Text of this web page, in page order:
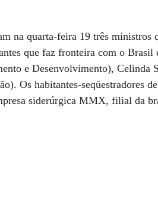
na quarta-feira 19 três ministros
que faz fronteira com o
e Desenvolvimento), Celinda
Os habitantes-seqüestradores
siderúrgica MMX, filial da